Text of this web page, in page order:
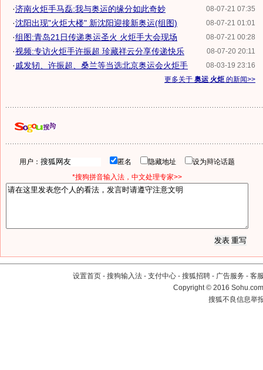
08-07-21 07:35
·济南火炬手马磊:我与奥运的缘分如此奇妙
08-07-21 01:01
·沈阳出现"火炬大楼" 新沈阳迎接新奥运(组图)
08-07-21 00:28
·组图:青岛21日传递奥运圣火 火炬手大会现场
08-07-20 20:11
·视频:专访火炬手许振超 珍藏祥云分享传递快乐
08-03-19 23:16
·戚发轫、许振超、桑兰等当选北京奥运会火炬手
更多关于 奥运 火炬 的新闻>>
用户： 匿名 隐藏地址
设为辩论话题
*搜狗拼音输入法，中文处理专家>>
设置首页 - 搜狗输入法 - 支付中心 - 搜狐招聘 - 广告服务 - 客
Copyright©2016
搜狐不良信息举